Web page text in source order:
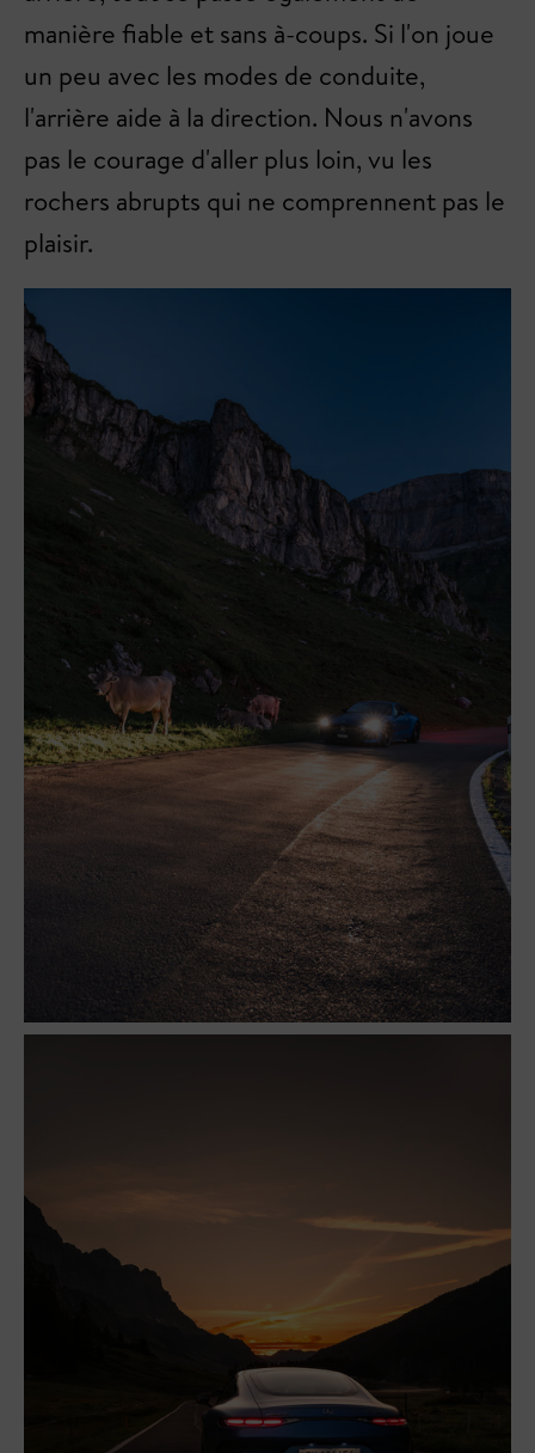
manière fiable et sans à-coups. Si l'on joue
un peu avec les modes de conduite,
l'arrière aide à la direction. Nous n'avons
pas le courage d'aller plus loin, vu les
rochers abrupts qui ne comprennent pas le
plaisir.